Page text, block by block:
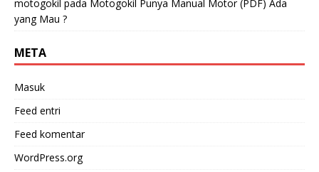
motogokil pada Motogokil Punya Manual Motor (PDF) Ada
yang Mau ?
META
Masuk
Feed entri
Feed komentar
WordPress.org